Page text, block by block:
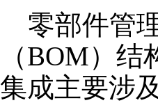
零部件管
（BOM）
集成主要涉